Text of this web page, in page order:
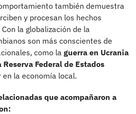
también demuestra
y procesan los hechos
la globalización de la
son más conscientes de
como la guerra en Ucrania
Federal de Estados
en la economía local.
que acompañaron a